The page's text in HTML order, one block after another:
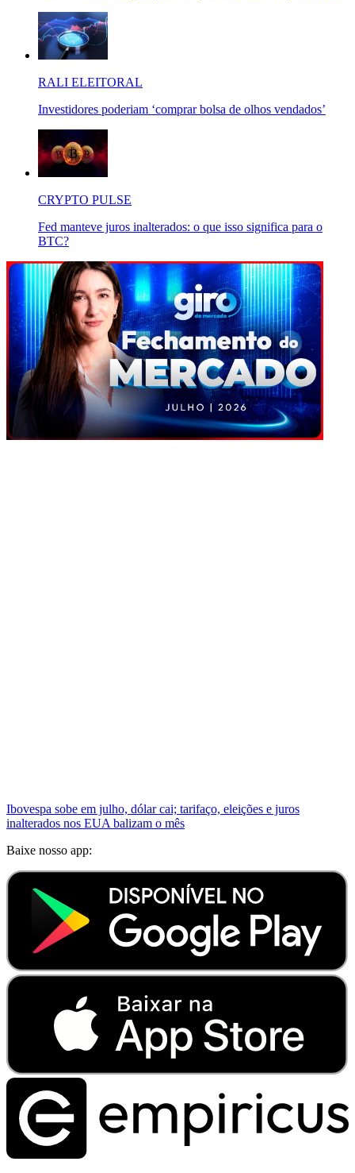
RALI ELEITORAL
Investidores poderiam ‘comprar bolsa de olhos vendados’
CRYPTO PULSE
Fed manteve juros inalterados: o que isso significa para o
BTC?
Ibovespa sobe em julho, dólar cai; tarifaço, eleições e juros
inalterados nos EUA balizam o mês
Baixe nosso app: